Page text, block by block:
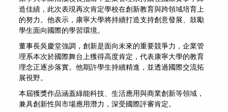
造佳績，此次表現再次肯定學校在創新教育與跨領域培育上
的努力。他表示，康寧大學將持續打造支持創意發展、鼓勵
學生面向國際的學習環境。
董事長吳慶堂強調，創新是面向未來的重要競爭力，企業管
理系本次於國際舞台上獲得高度肯定，代表康寧大學的教育
理念正逐步落實。他期許學生持續精進，並透過國際交流拓
展視野。
本屆獲獎作品涵蓋綠能科技、生活應用與商業創新等領域，
兼具創新性與市場應用潛力，深受國際評審肯定。